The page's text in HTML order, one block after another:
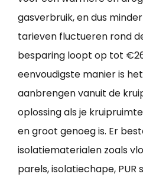
gasverbruik, en dus
tarieven fluctueren rond
besparing loopt op tot
eenvoudigste manier is
aanbrengen vanuit de
oplossing als je
en groot genoeg is. Er
isolatiematerialen zoals
parels, isolatiechape, PUR